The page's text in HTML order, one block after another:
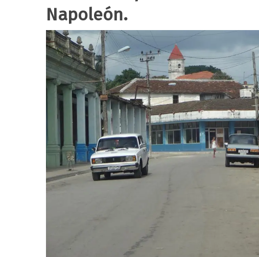
Napoleón.